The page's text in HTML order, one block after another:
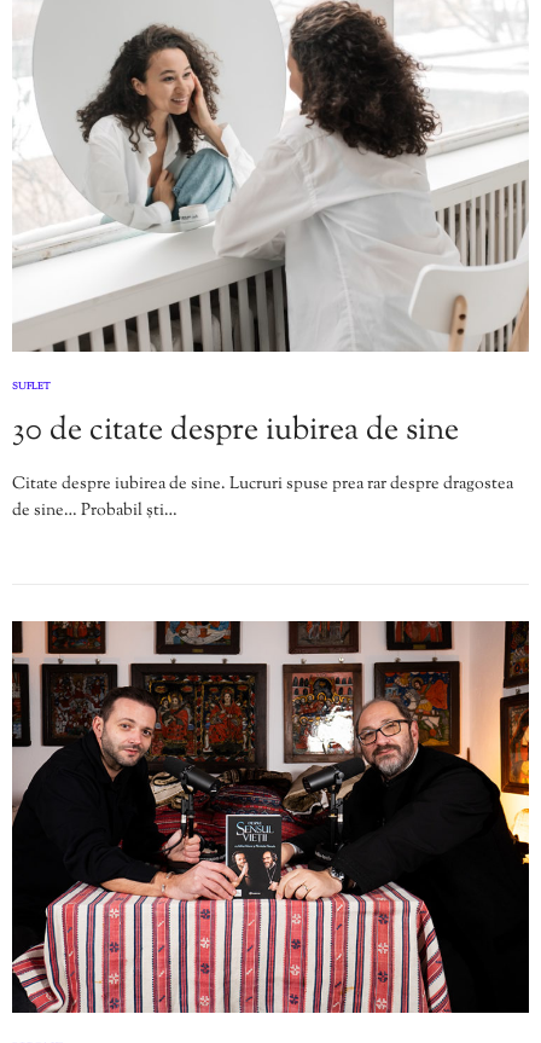
SUFLET
30 de citate despre iubirea de sine
Citate despre iubirea de sine. Lucruri spuse prea rar despre dragostea
de sine… Probabil ști…